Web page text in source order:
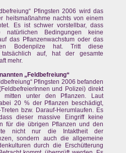
Pfingsten 2006 wird das
heitsmaßnahme nachts von einem
Es ist schwer vorstellbar, dass
Bedingungen keine
das Pflanzenwachstum oder das
Bodenpilze hat. Tritt diese
tatsächlich auf, hat der gesamte
mehr.
„Feldbefreiung“
Pfingsten 2006 befanden
und Polizei) direkt
mitten unter den Pflanzen. Laut
20 % der Pflanzen beschädigt,
bzw. Darauf-Herumlaufen. Es
dieser massive Eingriff keine
für die übrigen Pflanzen und den
nicht nur die Intaktheit der
sondern auch die allgemeine
durch die Erschütterung